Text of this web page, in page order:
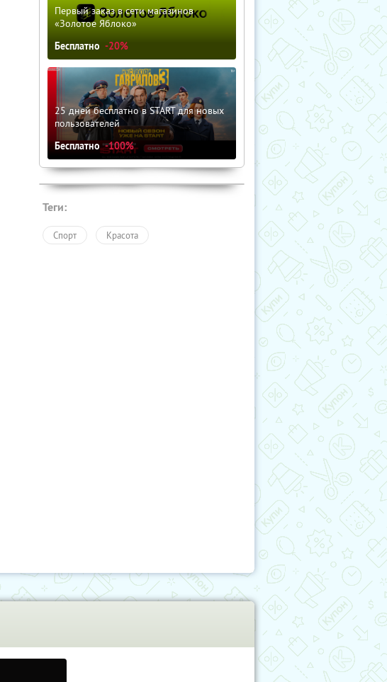
Первый заказ в сети магазинов
«Золотое Яблоко»
Бесплатно -20%
25 дней бесплатно в START для новых
пользователей
Бесплатно -100%
Теги:
Спорт Красота